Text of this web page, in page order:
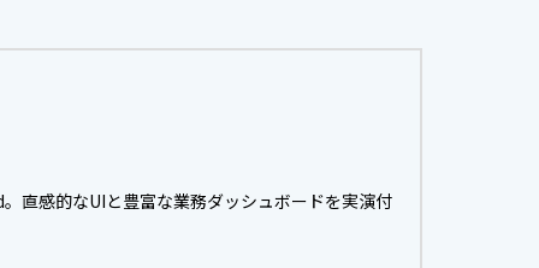
直感的なUIと豊富な業務ダッシュボードを実演付